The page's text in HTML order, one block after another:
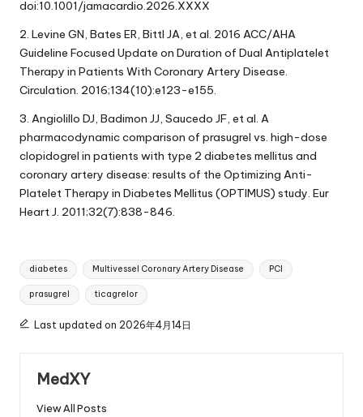
doi:10.1001/jamacardio.2026.XXXX
2. Levine GN, Bates ER, Bittl JA, et al. 2016 ACC/AHA
Guideline Focused Update on Duration of Dual Antiplatelet
Therapy in Patients With Coronary Artery Disease.
Circulation. 2016;134(10):e123-e155.
3. Angiolillo DJ, Badimon JJ, Saucedo JF, et al. A
pharmacodynamic comparison of prasugrel vs. high-dose
clopidogrel in patients with type 2 diabetes mellitus and
coronary artery disease: results of the Optimizing Anti-
Platelet Therapy in Diabetes Mellitus (OPTIMUS) study. Eur
Heart J. 2011;32(7):838-846.
Tags:
diabetes Multivessel Coronary Artery Disease PCI
prasugrel ticagrelor
Last updated on 2026年4月14日
MedXY
View All Posts